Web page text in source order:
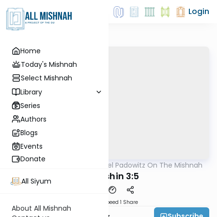
Home
Today's Mishnah
Select Mishnah
Library
Series
Authors
Blogs
Events
Donate
All Siyum
About All Mishnah
Login
Rabbi Joel Padowitz On The Mishnah
Kiddushin 3:5
Speed 1 Share